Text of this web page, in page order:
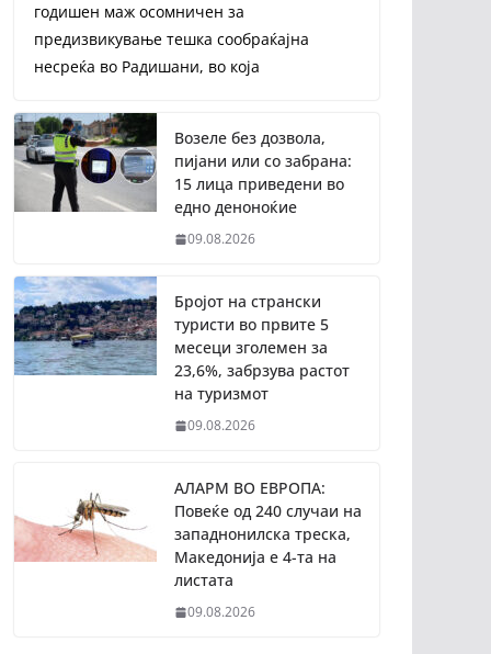
годишен маж осомничен за
предизвикување тешка сообраќајна
несреќа во Радишани, во која
Возеле без дозвола,
пијани или со забрана:
15 лица приведени во
едно деноноќие
09.08.2026
Бројот на странски
туристи во првите 5
месеци зголемен за
23,6%, забрзува растот
на туризмот
09.08.2026
АЛАРМ ВО ЕВРОПА:
Повеќе од 240 случаи на
западнонилска треска,
Македонија е 4-та на
листата
09.08.2026